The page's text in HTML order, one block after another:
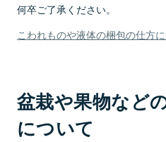
何卒ご了承ください。
こわれものや液体の梱包の仕方
盆栽や果物など
について